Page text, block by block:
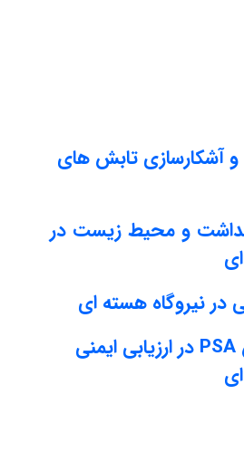
و آشکارسازی تابش های
و محیط زیست در
در نیروگاه هسته ای
کاربرد روش PSA در ارزیابی ایمنی